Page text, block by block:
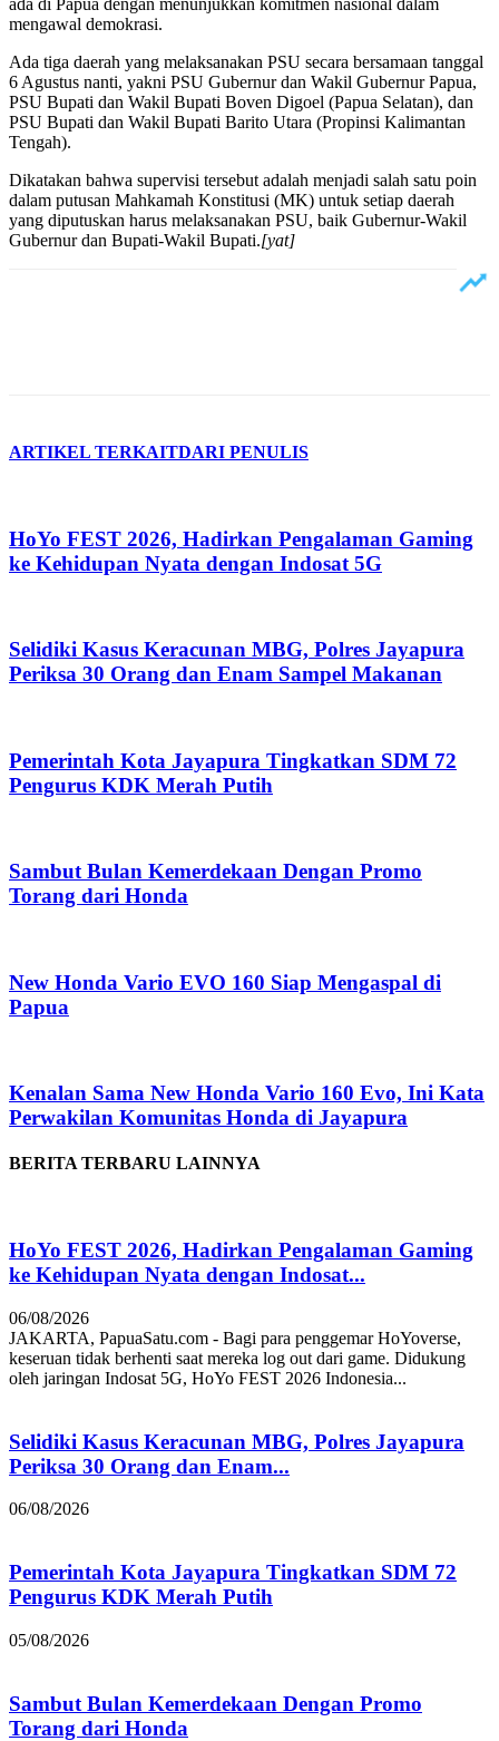
mengawal demokrasi.
Ada tiga daerah yang melaksanakan PSU secara bersamaan tanggal
6 Agustus nanti, yakni PSU Gubernur dan Wakil Gubernur Papua,
PSU Bupati dan Wakil Bupati Boven Digoel (Papua Selatan), dan
PSU Bupati dan Wakil Bupati Barito Utara (Propinsi Kalimantan
Tengah).
Dikatakan bahwa supervisi tersebut adalah menjadi salah satu poin
dalam putusan Mahkamah Konstitusi (MK) untuk setiap daerah
yang diputuskan harus melaksanakan PSU, baik Gubernur-Wakil
Gubernur dan Bupati-Wakil Bupati.[yat]
ARTIKEL TERKAITDARI PENULIS
HoYo FEST 2026, Hadirkan Pengalaman Gaming
ke Kehidupan Nyata dengan Indosat 5G
Selidiki Kasus Keracunan MBG, Polres Jayapura
Periksa 30 Orang dan Enam Sampel Makanan
Pemerintah Kota Jayapura Tingkatkan SDM 72
Pengurus KDK Merah Putih
Sambut Bulan Kemerdekaan Dengan Promo
Torang dari Honda
New Honda Vario EVO 160 Siap Mengaspal di
Papua
Kenalan Sama New Honda Vario 160 Evo, Ini Kata
Perwakilan Komunitas Honda di Jayapura
BERITA TERBARU LAINNYA
HoYo FEST 2026, Hadirkan Pengalaman Gaming
ke Kehidupan Nyata dengan Indosat...
06/08/2026
JAKARTA, PapuaSatu.com - Bagi para penggemar HoYoverse,
keseruan tidak berhenti saat mereka log out dari game. Didukung
oleh jaringan Indosat 5G, HoYo FEST 2026 Indonesia...
Selidiki Kasus Keracunan MBG, Polres Jayapura
Periksa 30 Orang dan Enam...
06/08/2026
Pemerintah Kota Jayapura Tingkatkan SDM 72
Pengurus KDK Merah Putih
05/08/2026
Sambut Bulan Kemerdekaan Dengan Promo
Torang dari Honda